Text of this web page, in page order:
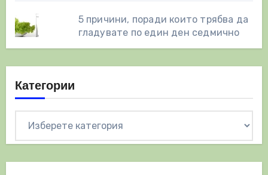
5 причини, поради които трябва да
гладувате по един ден седмично
Категории